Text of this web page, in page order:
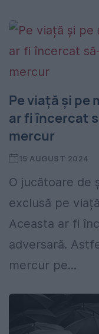
Pe viață și pe
ar fi încercat
mercur
15 AUGUST 2024
O jucătoare de
exclusă pe
Aceasta ar fi
adversară.
mercur pe...